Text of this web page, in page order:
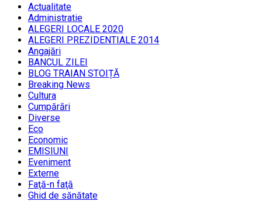
Actualitate
Administratie
ALEGERI LOCALE 2020
ALEGERI PREZIDENTIALE 2014
Angajări
BANCUL ZILEI
BLOG TRAIAN STOIȚĂ
Breaking News
Cultura
Cumpărări
Diverse
Eco
Economic
EMISIUNI
Eveniment
Externe
Faţă-n faţă
Ghid de sănătate